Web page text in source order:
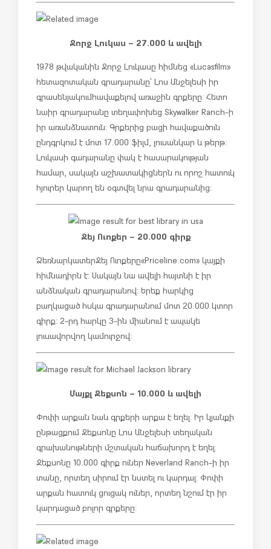
Ջորջ Լուկաս – 27.000 և ավելի
1978 թվականին Ջորջ Լուկասը հիմնեց «Lucasfilm»
հետազոտական գրադարանը՝ Լոս Անջելեսի իր
գրասենյակում հավաքելով առաջին գրքերը: Հետո
նա իր գրադարանը տեղափոխեց Skywalker Ranch-ի
իր առանձնատուն: Գրքերից բացի հավաքածուն
ընդգրկում է մոտ 17.000 ֆիլմ, լուսանկար և թերթ:
Լուկասի գադարանը փակ է հասարակության
համար, սակայն աշխատակիցներն ու որոշ հատուկ
հյուրեր կարող են օգտվել նրա գրադարանից:
Ջեյ Ուոքեր – 20.000 գիրք
Ձեռնարկատեր Ջեյ Ուոքերը «Priceline.com» կայքի
հիմնադիրն է: Սակայն նա ավելի հայտնի է իր
անձնական գրադարանով: Երեք հարկից
բաղկացած հսկա գրադարանում մոտ 20.000 կտոր
գիրք: 2-րդ հարկը 3-ին միանում է ապակե
լուսավորվող կամուրջով:
Մայքլ Ջեքսոն – 10.000 և ավելի
Փոփի արքան նաև գրքերի արքա է եղել: Իր կյանքի
ընթացքում Ջեքսոնը Լոս Անջելեսի տեղական
գրախանութների մշտական հաճախորդ է եղել:
Ջեքսոնը 10.000 գիրք ուներ Neverland Ranch-ի իր
տանը, որտեղ սիրում էր նստել ու կարդալ: Փոփի
արքան հատուկ ցուցակ ուներ, որտեղ նշում էր իր
կարդացած բոլոր գրքերը: